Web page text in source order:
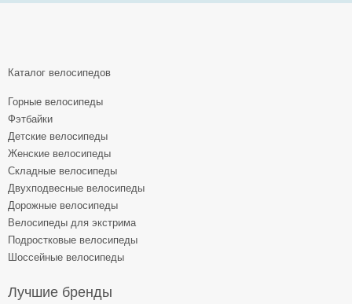
Каталог велосипедов
Горные велосипеды
Фэтбайки
Детские велосипеды
Женские велосипеды
Складные велосипеды
Двухподвесные велосипеды
Дорожные велосипеды
Велосипеды для экстрима
Подростковые велосипеды
Шоссейные велосипеды
Лучшие бренды